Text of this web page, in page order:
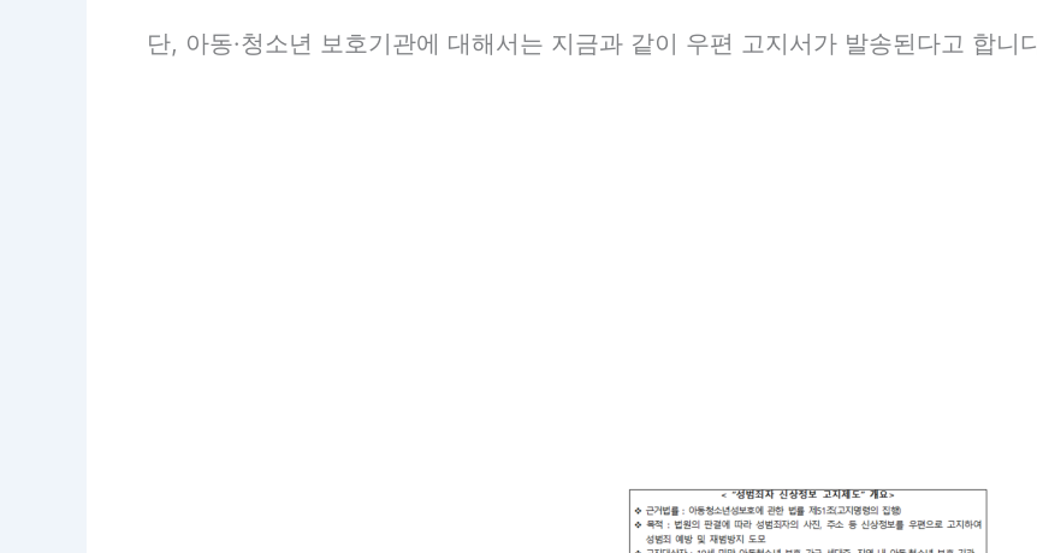
단, 아동·청소년 보호기관에 대해서는 지금과 같이 우편 고지서가 발송된다고 합니